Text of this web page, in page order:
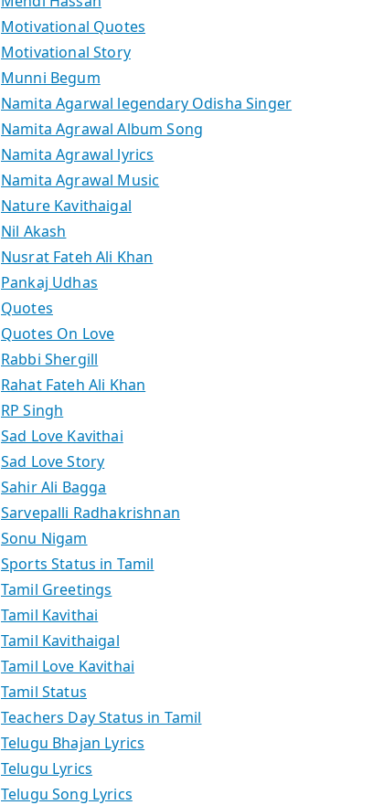
Motivational Quotes
Motivational Story
Munni Begum
Namita Agarwal legendary Odisha Singer
Namita Agrawal Album Song
Namita Agrawal lyrics
Namita Agrawal Music
Nature Kavithaigal
Nil Akash
Nusrat Fateh Ali Khan
Pankaj Udhas
Quotes
Quotes On Love
Rabbi Shergill
Rahat Fateh Ali Khan
RP Singh
Sad Love Kavithai
Sad Love Story
Sahir Ali Bagga
Sarvepalli Radhakrishnan
Sonu Nigam
Sports Status in Tamil
Tamil Greetings
Tamil Kavithai
Tamil Kavithaigal
Tamil Love Kavithai
Tamil Status
Teachers Day Status in Tamil
Telugu Bhajan Lyrics
Telugu Lyrics
Telugu Song Lyrics